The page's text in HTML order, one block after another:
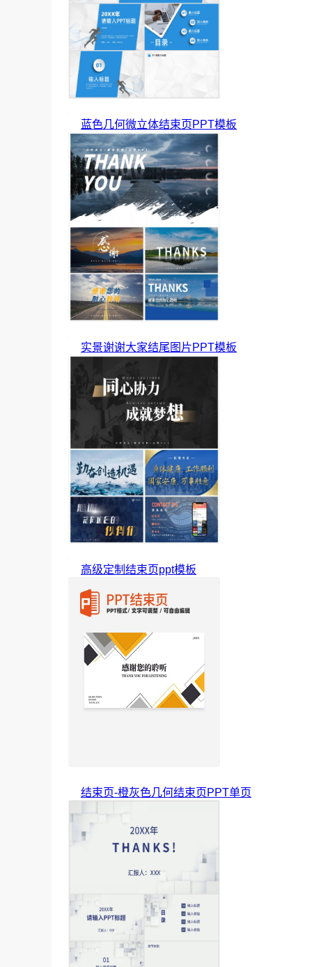
蓝色几何微立体结束页PPT模板
实景谢谢大家结尾图片PPT模板
高级定制结束页ppt模板
结束页-橙灰色几何结束页PPT单页